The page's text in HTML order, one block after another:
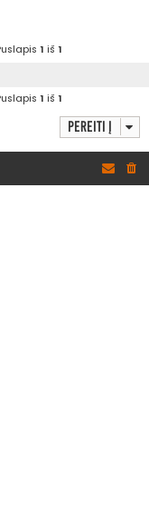
1 iš 1
1 iš 1
Pereiti į